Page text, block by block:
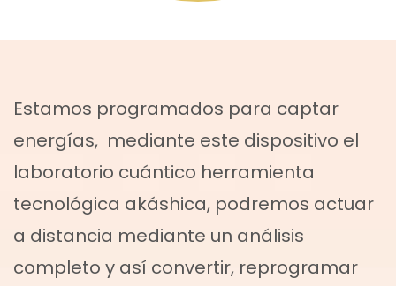
Estamos programados para captar
energías, mediante este dispositivo el
laboratorio cuántico herramienta
tecnológica akáshica, podremos actuar
a distancia mediante un análisis
completo y así convertir, reprogramar